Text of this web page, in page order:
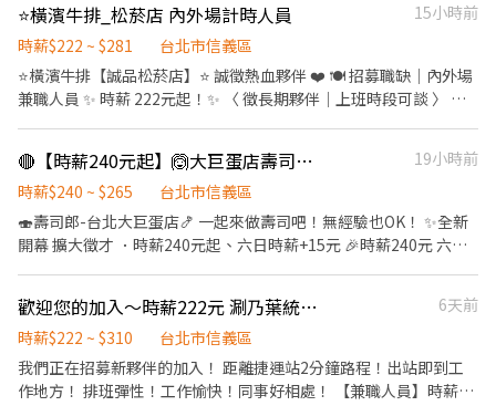
的您，加入三澧餐飲集團。 ----------------------------------------
--------------------------------------- 『加入三澧 成為家人』共同
ASIA，屬於日本Wondertable餐飲集團在台分公司。 深耕台灣多年
的日本與義大利美食連鎖品牌，旗下六大連鎖餐飲品牌包含， ★義
式料理餐廳：BELLINICAFFÈ、BELLINIPastaPasta、MOLINO手工
義大利麵 ★日式鍋物餐廳：Mo-Mo-Paradise壽喜燒 ★日式天婦羅
持續穩定發展中。 --------------------------------------------------
----------------------------- 【應徵須知】 ①詳閱工作內容後，請
審慎提出應徵申請。 ②履歷初審合適者，將邀請實體面談，初審資
格不符者則不另行通知。 ③錄取的實際任用職稱及薪資，依面談結
果與經驗核定職級。
鐘抵達店鋪🚶‍♂️ ⭕招募條件 ✅️良好職前教育訓練，無經驗者也可以加
入！！！ ✅️歡迎開學打工、假日兼職、二度就業、外籍學生、實習
簽約。 ✅️彈性排班：08:30~23:30(請於面試時與主管確認班表) ✅️不
管是平日早班、週末假日班、放學後打烊班皆有職缺，歡迎直接投
理→餐點製作→提供餐點→餐具清洗→環境整理維護......等。 ✨️在職
教育訓練完善，無經驗者也OK✨️ ⭕獎金福利 ▪生日禮券！ ▪員工
▪加班費按每分鐘計算 ▪介紹親朋好友入職，期滿可獲得3,000～
10,000元獎金！ ⭕企業魅力 ▪「以人為本」注重團隊合作及交流，
採納同仁的意見，提升參與感 ▪除學習到日本商業禮儀、衛生知識
及專業的烹飪技巧，還可接觸店鋪的經營管理，例如：成本控管及
遷加薪的機會 ▪享有完善的福利制度，加班費為分鐘為單位計算，
重視員工的辛勤付出 ▪計畫拓展全台灣，讓更多人有機會品嚐美味
平價壽司，致力成為頂尖品牌 ⭕基本保障 ①加班費(以每分鐘為單
⭐️橫濱牛排_松菸店 內外場計時人員
15小時前
時薪$222 ~ $281
台北市信義區
⭐️橫濱牛排【誠品松菸店】⭐️ 誠徵熱血夥伴 ❤️ 🍽 招募職缺｜內外場
兼職人員 ✨ 時薪 222元起！✨ 〈 徵長期夥伴｜上班時段可談 〉 營
勞保、健保、企業團體保險。 ⭑ 跨域津貼、閉店津貼、交通津貼、
住宿津貼。 ⭑ 75折員工優待券、介紹禮券、留任禮券、團體競賽激
勵禮券。 ⭑ 依勞基法計算發放加班費、國定假日雙倍薪。 ⭑ 每個月一
次調薪評價、年度資深優秀社員獎金。 ⭑ 享年中獎金/年終獎金/業績
牙聚餐 📝 面試資訊 🕐 時間：彈性安排 📍 地點：台北市信義區菸廠
路88號B1 📞 電話：（02）6627-3907
🔴【時薪240元起】🙆大巨蛋店壽司郎💰學生打工🏅假日兼職🎊二度就業🎉無經驗可
19小時前
時薪$240 ~ $265
台北市信義區
🍣壽司郎-台北大巨蛋店🍤 一起來做壽司吧！無經驗也OK！ ✨️全新
開幕 擴大徵才 ．時薪240元起、六日時薪+15元 🎉時薪240元 六日
上手❤️ 🚊捷運國父紀念館站 5分鐘抵達店鋪🚶‍♂️ ⭕招募條件 ✅️良好職
前教育訓練，無經驗者也可以加入！！！ ✅️歡迎開學打工、假日兼
職、二度就業、外籍學生、實習簽約。 ✅️彈性排班：
08:30~23:30(請於面試時與主管確認班表) ✅️不管是平日早班、週末
歡迎您的加入～時薪222元 涮乃葉統一時代店
6天前
時薪$222 ~ $310
台北市信義區
我們正在招募新夥伴的加入！ 距離捷運站2分鐘路程！出站即到工
作地方！ 排班彈性！工作愉快！同事好相處！ 【兼職人員】時薪：